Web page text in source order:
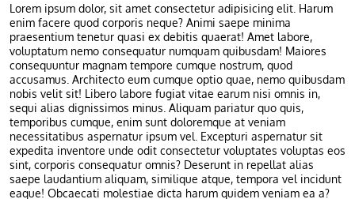
Lorem ipsum dolor, sit amet consectetur adipisicing elit. Harum
enim facere quod corporis neque? Animi saepe minima
praesentium tenetur quasi ex debitis quaerat! Amet labore,
voluptatum nemo consequatur numquam quibusdam! Maiores
consequuntur magnam tempore cumque nostrum, quod
accusamus. Architecto eum cumque optio quae, nemo quibusdam
nobis velit sit! Libero labore fugiat vitae earum nisi omnis in,
sequi alias dignissimos minus. Aliquam pariatur quo quis,
temporibus cumque, enim sunt doloremque at veniam
necessitatibus aspernatur ipsum vel. Excepturi aspernatur sit
expedita inventore unde odit consectetur voluptates voluptas eos
sint, corporis consequatur omnis? Deserunt in repellat alias
saepe laudantium aliquam, similique atque, tempora vel incidunt
eaque! Obcaecati molestiae dicta harum quidem veniam ea a?